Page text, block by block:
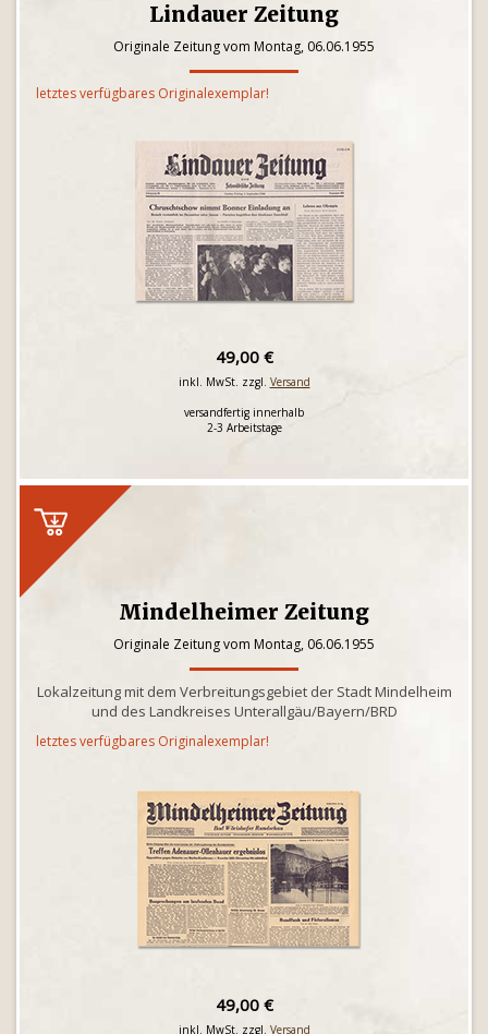
Lindauer Zeitung
Originale Zeitung vom Montag, 06.06.1955
letztes verfügbares Originalexemplar!
49,00 €
inkl. MwSt. zzgl. Versand
versandfertig innerhalb
2-3 Arbeitstage
Mindelheimer Zeitung
Originale Zeitung vom Montag, 06.06.1955
Lokalzeitung mit dem Verbreitungsgebiet der Stadt Mindelheim
und des Landkreises Unterallgäu/Bayern/BRD
letztes verfügbares Originalexemplar!
49,00 €
inkl. MwSt. zzgl. Versand